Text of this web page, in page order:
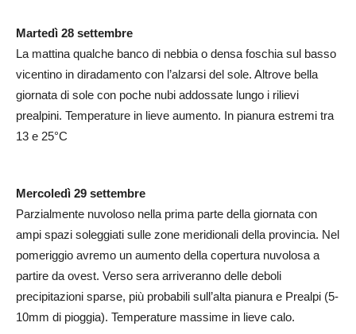
Martedì 28 settembre
La mattina qualche banco di nebbia o densa foschia sul basso
vicentino in diradamento con l’alzarsi del sole. Altrove bella
giornata di sole con poche nubi addossate lungo i rilievi
prealpini. Temperature in lieve aumento. In pianura estremi tra
13 e 25°C
Mercoledì 29 settembre
Parzialmente nuvoloso nella prima parte della giornata con
ampi spazi soleggiati sulle zone meridionali della provincia. Nel
pomeriggio avremo un aumento della copertura nuvolosa a
partire da ovest. Verso sera arriveranno delle deboli
precipitazioni sparse, più probabili sull’alta pianura e Prealpi (5-
10mm di pioggia). Temperature massime in lieve calo.